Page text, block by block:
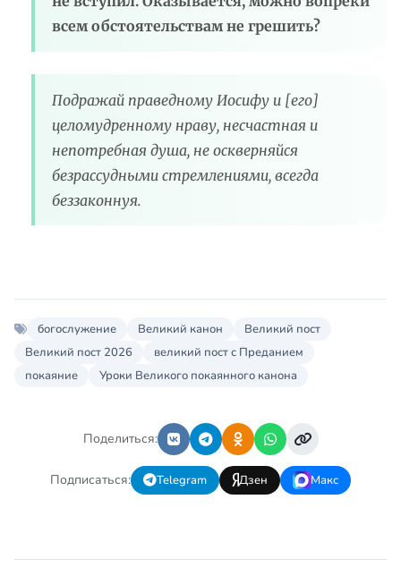
всем обстоятельствам не грешить?
Подражай праведному Иосифу и [его]
целомудренному нраву, несчастная и
непотребная душа, не оскверняйся
безрассудными стремлениями, всегда
беззаконнуя.
богослужение Великий канон
Великий пост
Великий пост 2026
великий пост с Преданием
покаяние
Уроки Великого покаянного канона
Поделиться:
Подписаться: Telegram Дзен Макс